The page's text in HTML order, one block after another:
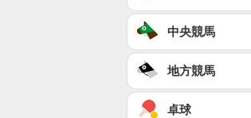
中央競馬
地方競馬
卓球